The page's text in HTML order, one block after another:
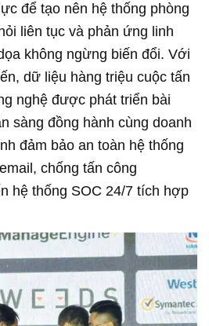
để tạo nên hệ thống phòng
liên tục và phản ứng linh
không ngừng biến đổi. Với
dữ liệu hàng triệu cuộc tấn
nghệ được phát triển bài
sàng đồng hành cùng doanh
đảm bảo an toàn hệ thống
chống tấn công
hệ thống SOC 24/7 tích hợp